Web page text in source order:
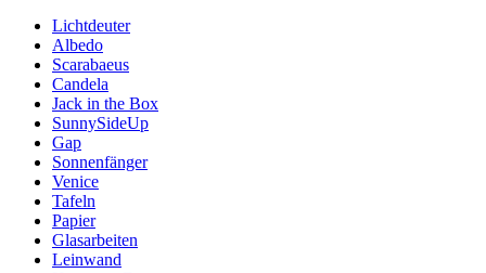
Lichtdeuter
Albedo
Scarabaeus
Candela
Jack in the Box
SunnySideUp
Gap
Sonnenfänger
Venice
Tafeln
Papier
Glasarbeiten
Leinwand